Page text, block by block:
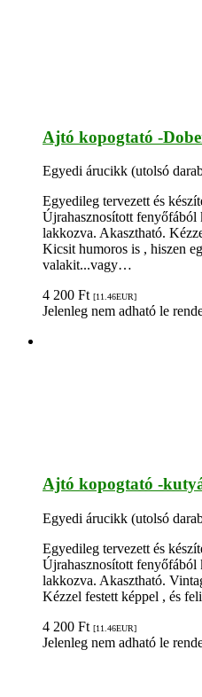
Ajtó kopogtató -
Egyedi árucikk (utolsó
Egyedileg tervezett és
Újrahasznosított fenyőfából
lakkozva. Akasztható.
Kicsit humoros is , hiszen
valakit...vagy…
4 200 Ft [11.46EUR]
Jelenleg nem adható le
Ajtó kopogtató -
Egyedi árucikk (utolsó
Egyedileg tervezett és
Újrahasznosított fenyőfából
lakkozva. Akasztható.
Kézzel festett képpel , és
4 200 Ft [11.46EUR]
Jelenleg nem adható le